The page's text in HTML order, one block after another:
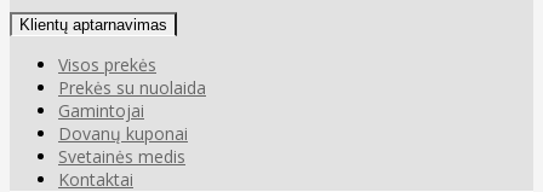
Klientų aptarnavimas
Visos prekės
Prekės su nuolaida
Gamintojai
Dovanų kuponai
Svetainės medis
Kontaktai